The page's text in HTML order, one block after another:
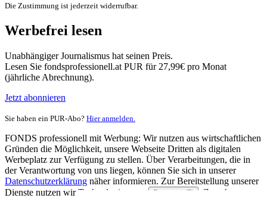
Die Zustimmung ist jederzeit widerrufbar.
Werbefrei lesen
Unabhängiger Journalismus hat seinen Preis.
Lesen Sie fondsprofessionell.at PUR für 27,99€ pro Monat
(jährliche Abrechnung).
Jetzt abonnieren
Sie haben ein PUR-Abo? Hier anmelden.
FONDS professionell mit Werbung: Wir nutzen aus wirtschaftlichen
Gründen die Möglichkeit, unsere Webseite Dritten als digitalen
Werbeplatz zur Verfügung zu stellen. Über Verarbeitungen, die in
der Verantwortung von uns liegen, können Sie sich in unserer
Datenschutzerklärung näher informieren. Zur Bereitstellung unserer
Dienste nutzen wir Technologien von
Partnern (5)
. Zwecke: